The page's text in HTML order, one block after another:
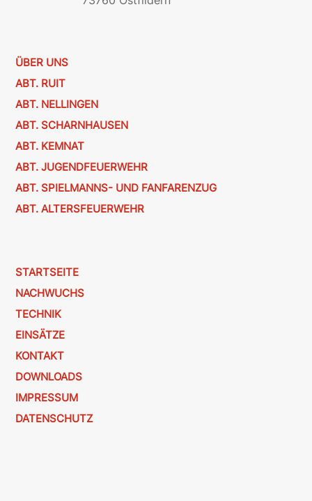
ÜBER UNS
ABT. RUIT
ABT. NELLINGEN
ABT. SCHARNHAUSEN
ABT. KEMNAT
ABT. JUGENDFEUERWEHR
ABT. SPIELMANNS- UND FANFARENZUG
ABT. ALTERSFEUERWEHR
STARTSEITE
NACHWUCHS
TECHNIK
EINSÄTZE
KONTAKT
DOWNLOADS
IMPRESSUM
DATENSCHUTZ